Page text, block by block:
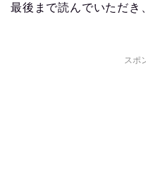
最後まで読んでいただき
スポ